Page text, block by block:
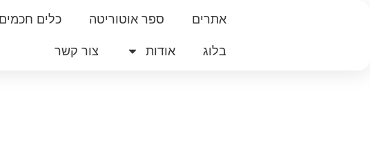
אתרים ספר אוטוריטה כלים חכמים
בלוג אודות צור קשר